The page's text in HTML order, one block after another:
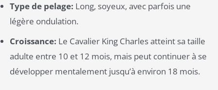
Type de pelage: Long, soyeux, avec parfois une
légère ondulation.
Croissance: Le Cavalier King Charles atteint sa taille
adulte entre 10 et 12 mois, mais peut continuer à se
développer mentalement jusqu’à environ 18 mois.